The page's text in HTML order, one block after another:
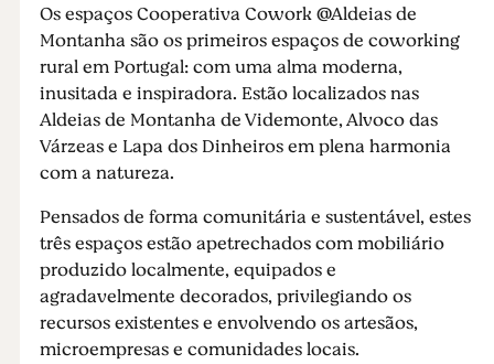
Os espaços Cooperativa Cowork @Aldeias de
Montanha são os primeiros espaços de coworking
rural em Portugal: com uma alma moderna,
inusitada e inspiradora. Estão localizados nas
Aldeias de Montanha de Videmonte, Alvoco das
Várzeas e Lapa dos Dinheiros em plena harmonia
com a natureza.
Pensados de forma comunitária e sustentável, estes
três espaços estão apetrechados com mobiliário
produzido localmente, equipados e
agradavelmente decorados, privilegiando os
recursos existentes e envolvendo os artesãos,
microempresas e comunidades locais.